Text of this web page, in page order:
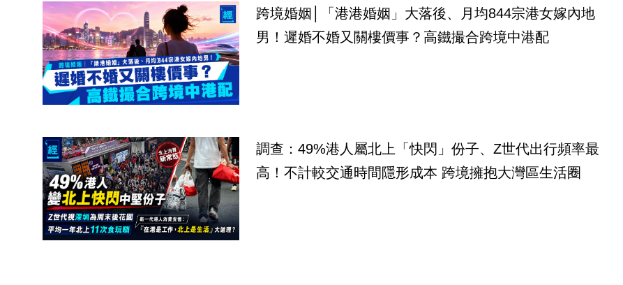
跨境婚姻│「港港婚姻」大落後、月均844宗港女嫁內地
男！遲婚不婚又關樓價事？高鐵撮合跨境中港配
調查：49%港人屬北上「快閃」份子、Z世代出行頻率最
高！不計較交通時間隱形成本 跨境擁抱大灣區生活圈